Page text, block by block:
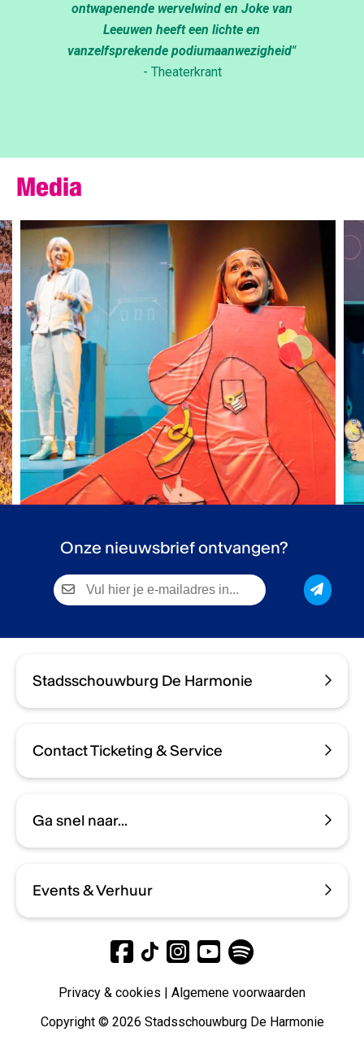
ontwapenende wervelwind en Joke van
Leeuwen heeft een lichte en
vanzelfsprekende podiumaanwezigheid"
- Theaterkrant
Media
Onze nieuwsbrief ontvangen?
Stadsschouwburg De Harmonie
Contact Ticketing & Service
Ga snel naar...
Events & Verhuur
Privacy & cookies | Algemene voorwaarden
Copyright © 2026 Stadsschouwburg De Harmonie